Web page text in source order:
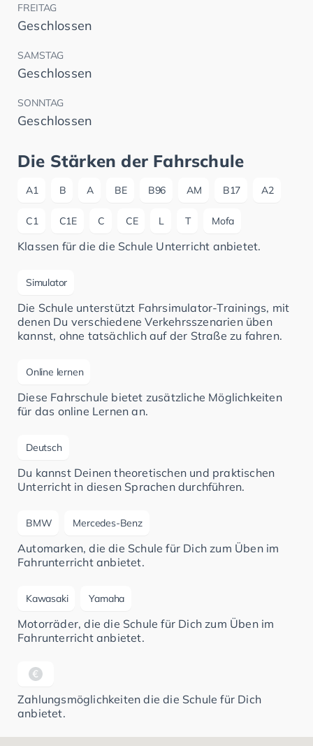
FREITAG
Geschlossen
SAMSTAG
Geschlossen
SONNTAG
Geschlossen
Die Stärken der Fahrschule
A1 B A BE B96 AM B17 A2
C1 C1E C CE L T Mofa
Klassen für die die Schule Unterricht anbietet.
Simulator
Die Schule unterstützt Fahrsimulator-Trainings, mit
denen Du verschiedene Verkehrsszenarien üben
kannst, ohne tatsächlich auf der Straße zu fahren.
Online lernen
Diese Fahrschule bietet zusätzliche Möglichkeiten
für das online Lernen an.
Deutsch
Du kannst Deinen theoretischen und praktischen
Unterricht in diesen Sprachen durchführen.
BMW Mercedes-Benz
Automarken, die die Schule für Dich zum Üben im
Fahrunterricht anbietet.
Kawasaki Yamaha
Motorräder, die die Schule für Dich zum Üben im
Fahrunterricht anbietet.
Zahlungsmöglichkeiten die die Schule für Dich
anbietet.